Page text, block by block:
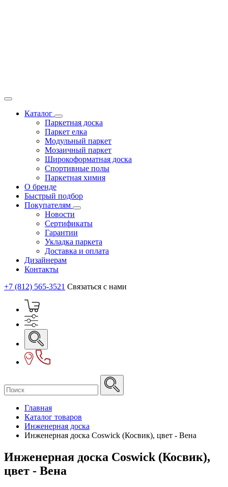
Каталог
Паркетная доска
Паркет елка
Модульный паркет
Мозаичный паркет
Широкоформатная доска
Спортивные полы
Паркетная химия
О бренде
Быстрый подбор
Покупателям
Новости
Сертификаты
Гарантии
Укладка паркета
Доставка и оплата
Дизайнерам
Контакты
+7 (812) 565-3521 Связаться с нами
Главная
Каталог товаров
Инженерная доска
Инженерная доска Coswick (Косвик), цвет - Вена
Инженерная доска Coswick (Косвик),
цвет - Вена